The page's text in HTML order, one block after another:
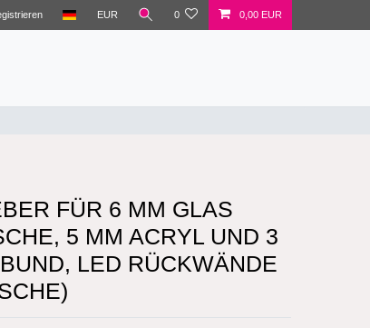
EUR 0 0,00 EUR
FÜR 6 MM GLAS
5 MM ACRYL UND 3
LED RÜCKWÄNDE